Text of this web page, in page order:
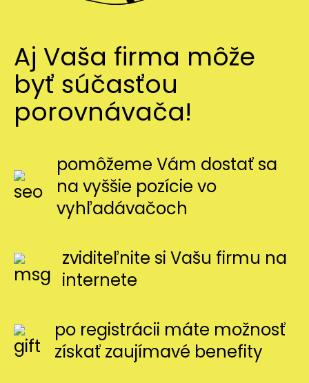
Aj Vaša firma môže
byť súčasťou
porovnávača!
pomôžeme Vám dostať sa
na vyššie pozície vo
vyhľadávačoch
zviditeľnite si Vašu firmu na
internete
po registrácii máte možnosť
získať zaujímavé benefity